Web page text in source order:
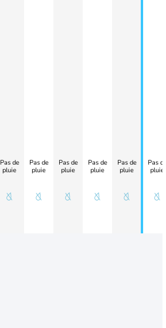
Pas de
pluie
Pas de
pluie
Pas de
pluie
Pas de
pluie
Pas de
pluie
Pas
pluie